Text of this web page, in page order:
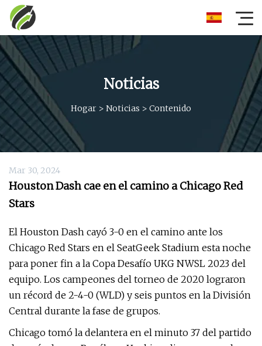
Noticias
Hogar > Noticias > Contenido
Mar 30, 2024
Houston Dash cae en el camino a Chicago Red
Stars
El Houston Dash cayó 3-0 en el camino ante los
Chicago Red Stars en el SeatGeek Stadium esta noche
para poner fin a la Copa Desafío UKG NWSL 2023 del
equipo. Los campeones del torneo de 2020 lograron
un récord de 2-4-0 (WLD) y seis puntos en la División
Central durante la fase de grupos.
Chicago tomó la delantera en el minuto 37 del partido